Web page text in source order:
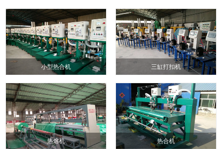
小型热合机 三缸打扣机
热熔机 热合机